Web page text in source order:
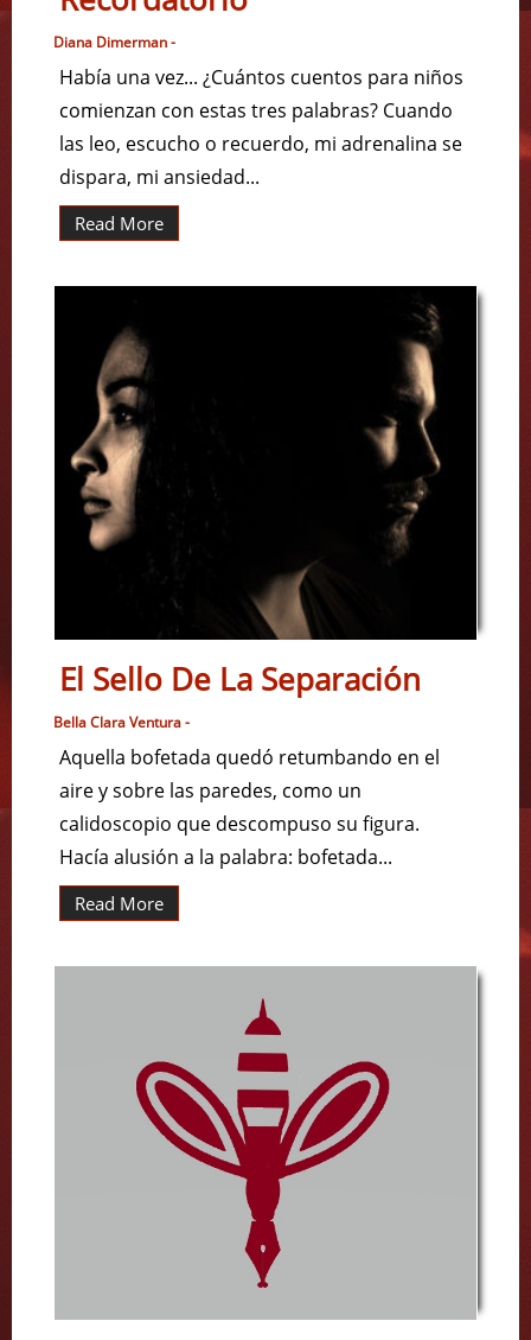
Diana Dimerman -
Había una vez... ¿Cuántos cuentos para niños
comienzan con estas tres palabras? Cuando
las leo, escucho o recuerdo, mi adrenalina se
dispara, mi ansiedad...
Read More
El Sello De La Separación
Bella Clara Ventura -
Aquella bofetada quedó retumbando en el
aire y sobre las paredes, como un
calidoscopio que descompuso su figura.
Hacía alusión a la palabra: bofetada...
Read More